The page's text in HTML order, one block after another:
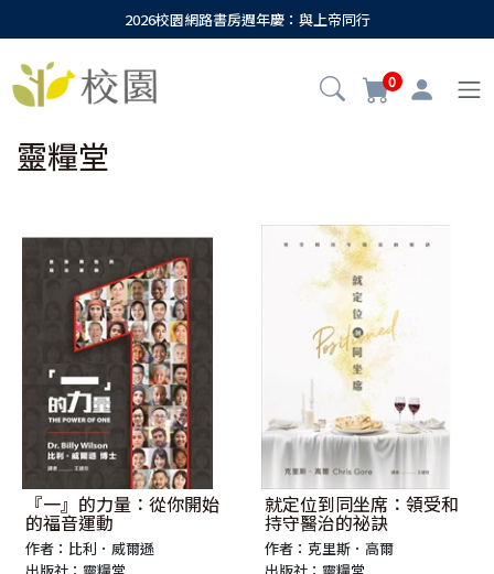
2026校園網路書房週年慶：與上帝同行
0
靈糧堂
『一』的力量：從你開始
的福音運動
作者：比利．威爾遜
就定位到同坐席：領受和
持守醫治的祕訣
作者：克里斯．高爾